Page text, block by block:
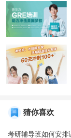
猜你喜欢